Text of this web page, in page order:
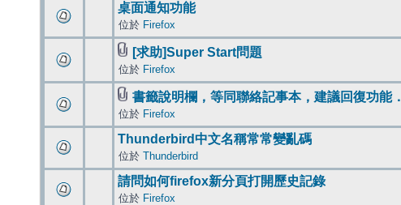
桌面通知功能
位於 Firefox
[求助]Super Start問題
位於 Firefox
書籤說明欄，等同聯絡記事本，建議回復功能．
位於 Firefox
Thunderbird中文名稱常常變亂碼
位於 Thunderbird
請問如何firefox新分頁打開歷史記錄
位於 Firefox